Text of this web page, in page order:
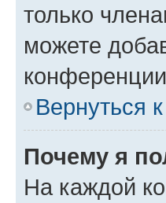
только
можете
Вернуться
Почему я
На каждой